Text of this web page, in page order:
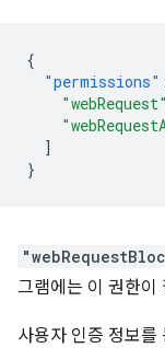
{
"permissions"
"webRequest"
]
}
그램에는 이 권한이
사용자 인증 정보를